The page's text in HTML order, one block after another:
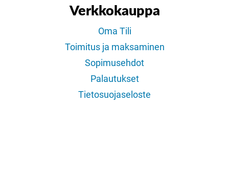
Verkkokauppa
Oma Tili
Toimitus ja maksaminen
Sopimusehdot
Palautukset
Tietosuojaseloste